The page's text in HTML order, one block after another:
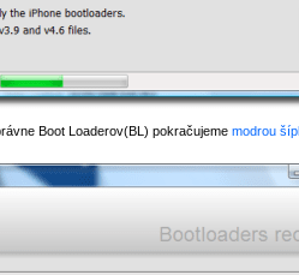
Boot Loaderov(BL) pokračujeme modrou